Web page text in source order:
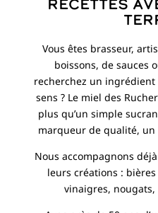
recettes
Vous êtes brasseur,
boissons, de sauces
recherchez un
sens ? Le miel des
plus qu’un simple
marqueur de qualité,
Nous accompagnons
leurs créations :
vinaigres,